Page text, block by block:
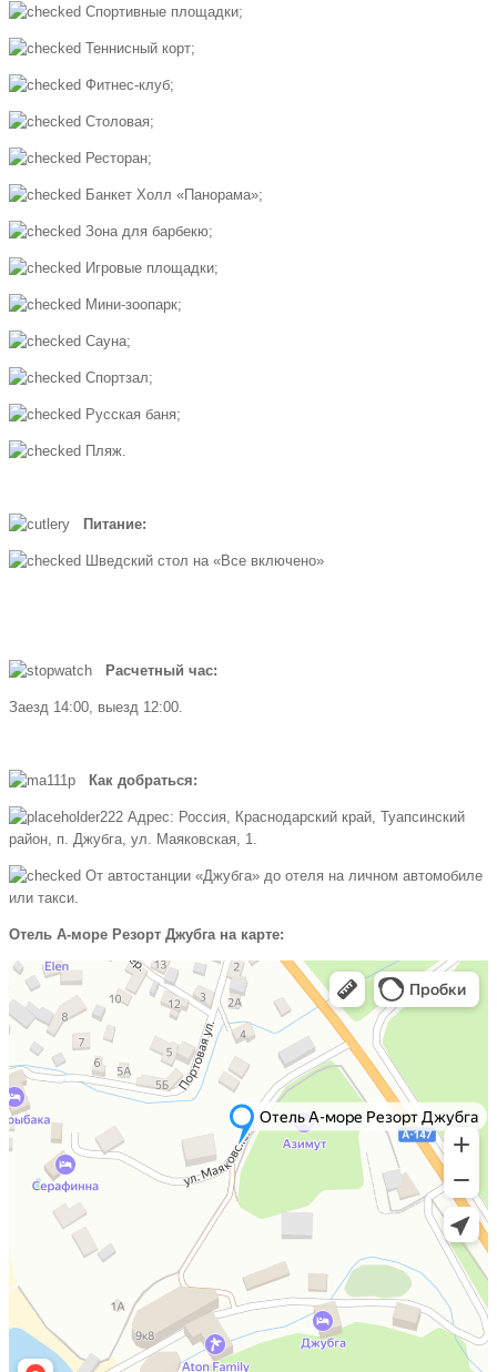
Спортивные площадки;
Теннисный корт;
Фитнес-клуб;
Столовая;
Ресторан;
Банкет Холл «Панорама»;
Зона для барбекю;
Игровые площадки;
Мини-зоопарк;
Сауна;
Спортзал;
Русская баня;
Пляж.
Питание:
Шведский стол на «Все включено»
Расчетный час:
Заезд 14:00, выезд 12:00.
Как добраться:
Адрес: Россия, Краснодарский край, Туапсинский
район, п. Джубга, ул. Маяковская, 1.
От автостанции «Джубга» до отеля на личном автомобиле
или такси.
Отель А-море Резорт Джубга на карте: